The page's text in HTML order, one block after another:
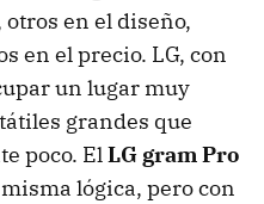
en el diseño,
en el precio. LG, con
un lugar muy
grandes que
poco. ElLG gram Pro
lógica, pero con